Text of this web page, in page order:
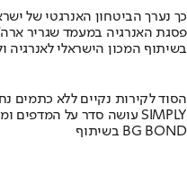
כך נערך הביטחון האנרגטי של
פסגת האנרגיה במעמד שגריר
בשיתוף המכון הישראלי לאנרגיה
הסוד לקירות נקיים ללא כתמים
מומחה BG BOND עושה סדר על המדפים ומציג את מותג הצבע SIMPLY
בשיתוף BG BOND